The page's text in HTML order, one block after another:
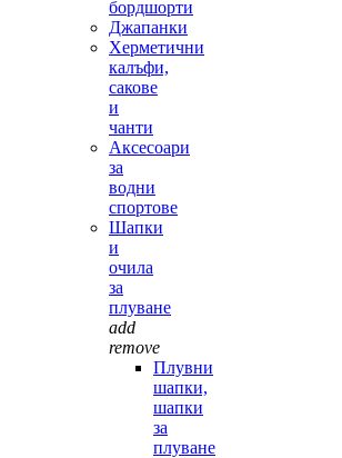
бордшорти
Джапанки
Херметични
калъфи,
сакове
и
чанти
Аксесоари
за
водни
спортове
Шапки
и
очила
за
плуване
add
remove
Плувни
шапки,
шапки
за
плуване